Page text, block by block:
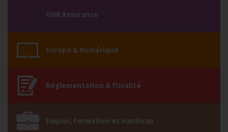
GHR Assurance
Europe & Numérique
Réglementation & fiscalité
Emploi, Formation et Handicap